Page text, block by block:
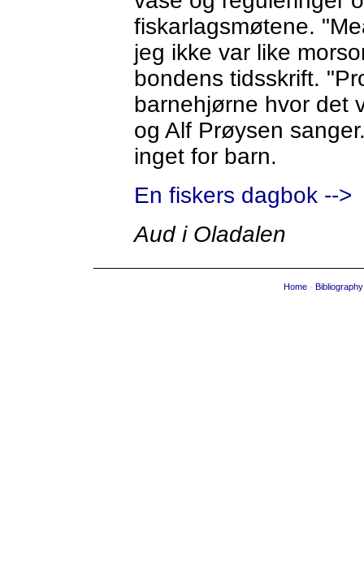
fiskarlagsmøtene.
jeg ikke var like
bondens tidsskrift.
barnehjørne hvor det
og Alf Prøysen
inget for barn.
En fiskers dagbok -->
Aud i Oladalen
Home - Bibliography